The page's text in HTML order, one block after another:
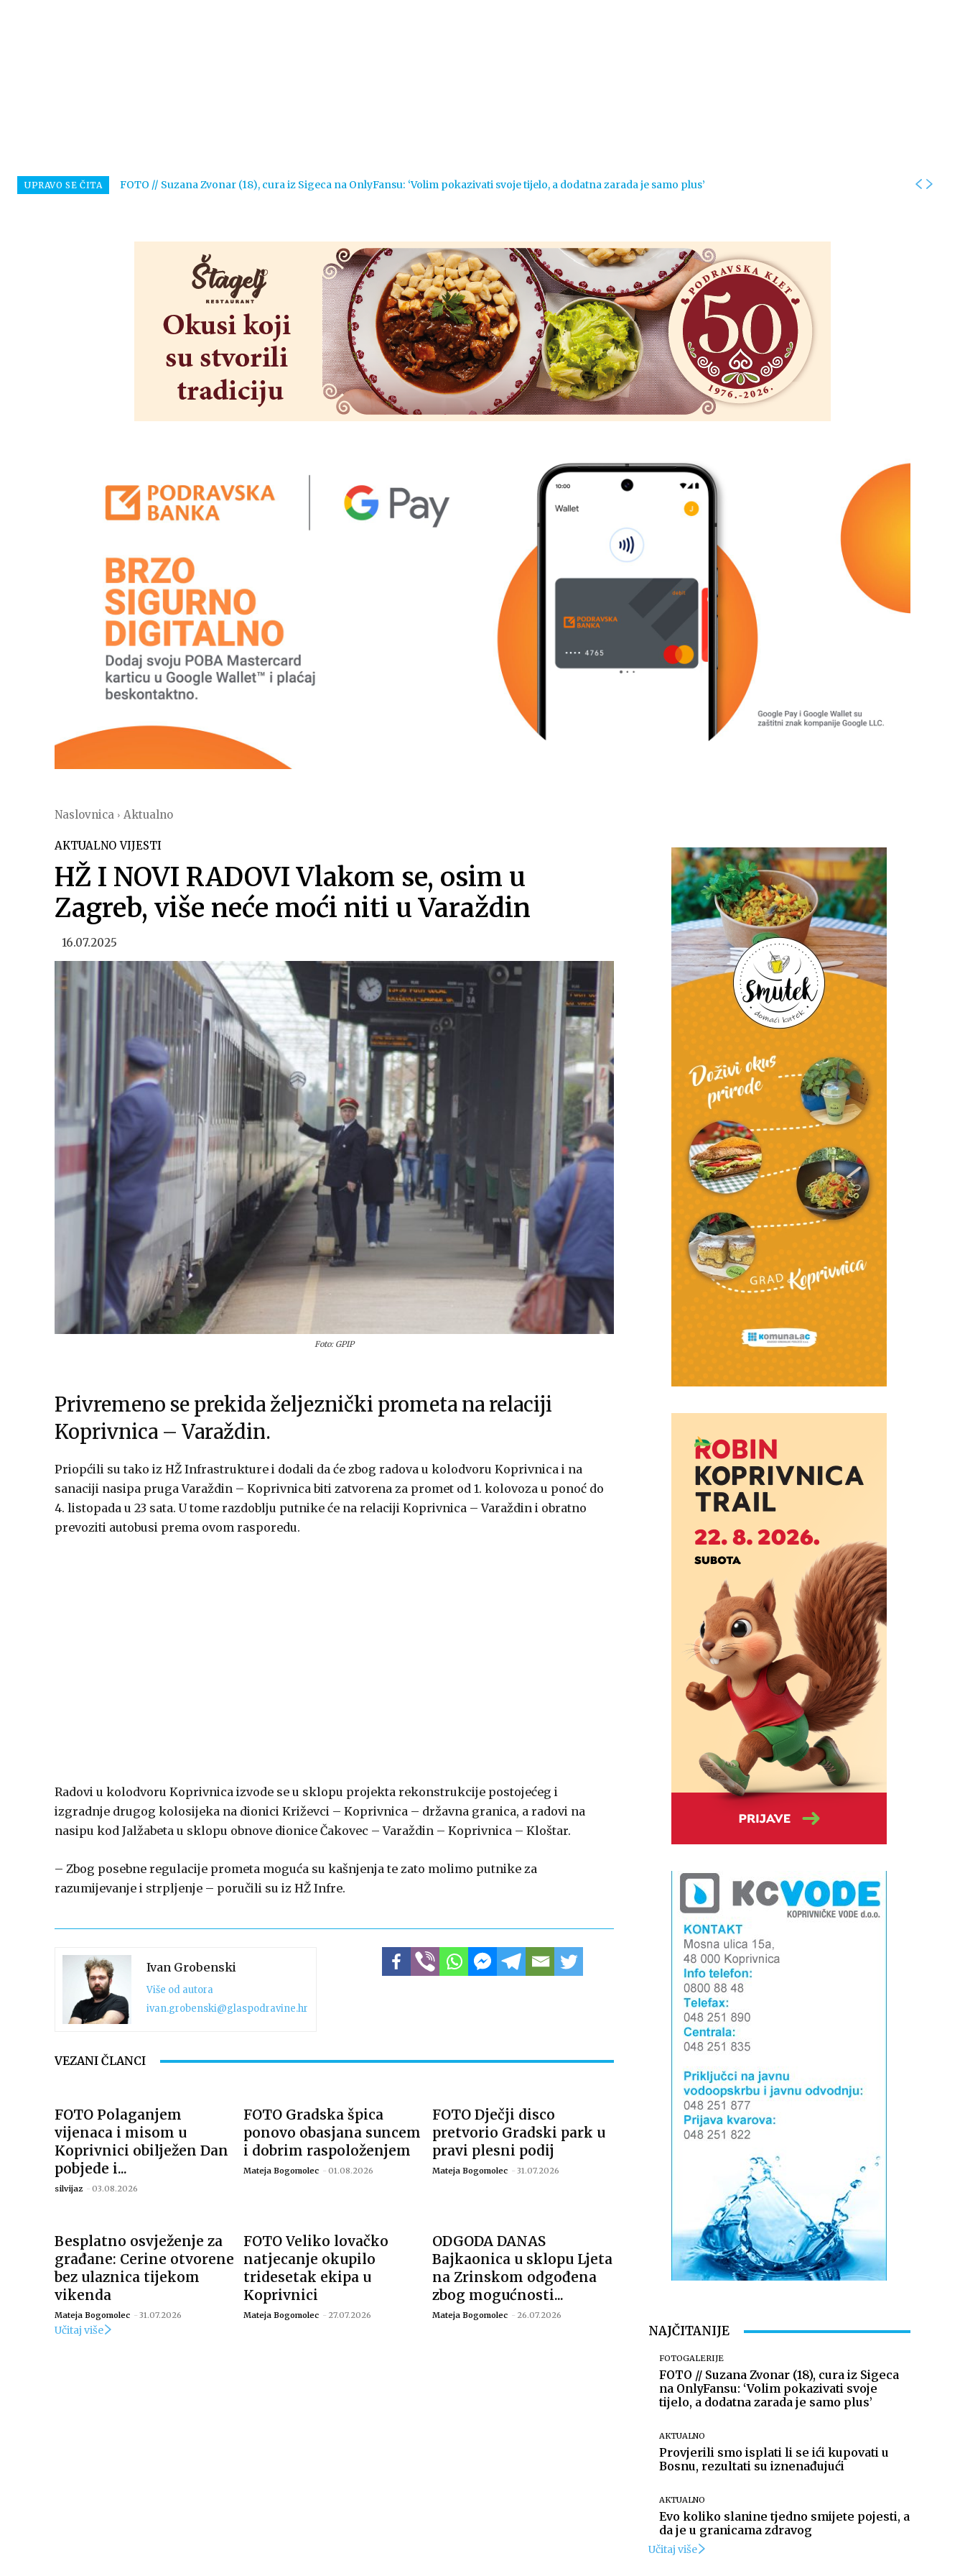
UPRAVO SE ČITA FOTO // Suzana Zvonar (18), cura iz Sigeca na OnlyFansu: ‘Volim pokazivati svoje tijelo, a dodatna zarada je samo plus’
Naslovnica Aktualno
AKTUALNO VIJESTI
HŽ I NOVI RADOVI Vlakom se, osim u
Zagreb, više neće moći niti u Varaždin
16.07.2025
Foto: GPIP
Privremeno se prekida željeznički prometa na relaciji
Koprivnica – Varaždin.
Priopćili su tako iz HŽ Infrastrukture i dodali da će zbog radova u kolodvoru Koprivnica i na
sanaciji nasipa pruga Varaždin – Koprivnica biti zatvorena za promet od 1. kolovoza u ponoć do
4. listopada u 23 sata. U tome razdoblju putnike će na relaciji Koprivnica – Varaždin i obratno
prevoziti autobusi prema ovom rasporedu.
Radovi u kolodvoru Koprivnica izvode se u sklopu projekta rekonstrukcije postojećeg i
izgradnje drugog kolosijeka na dionici Križevci – Koprivnica – državna granica, a radovi na
nasipu kod Jalžabeta u sklopu obnove dionice Čakovec – Varaždin – Koprivnica – Kloštar.
– Zbog posebne regulacije prometa moguća su kašnjenja te zato molimo putnike za
razumijevanje i strpljenje – poručili su iz HŽ Infre.
Ivan Grobenski
Više od autora
ivan.grobenski@glaspodravine.hr
VEZANI ČLANCI
FOTO Polaganjem
vijenaca i misom u
Koprivnici obilježen Dan
pobjede i...
silvijaz - 03.08.2026
FOTO Gradska špica
ponovo obasjana suncem
i dobrim raspoloženjem
Mateja Bogomolec - 01.08.2026
FOTO Dječji disco
pretvorio Gradski park u
pravi plesni podij
Mateja Bogomolec - 31.07.2026
Besplatno osvježenje za
građane: Cerine otvorene
bez ulaznica tijekom
vikenda
Mateja Bogomolec - 31.07.2026
FOTO Veliko lovačko
natjecanje okupilo
tridesetak ekipa u
Koprivnici
Mateja Bogomolec - 27.07.2026
ODGODA DANAS
Bajkaonica u sklopu Ljeta
na Zrinskom odgođena
zbog mogućnosti...
Mateja Bogomolec - 26.07.2026
Učitaj više NAJČITANIJE
FOTOGALERIJE
FOTO // Suzana Zvonar (18), cura iz Sigeca
na OnlyFansu: ‘Volim pokazivati svoje
tijelo, a dodatna zarada je samo plus’
AKTUALNO
Provjerili smo isplati li se ići kupovati u
Bosnu, rezultati su iznenađujući
AKTUALNO
Evo koliko slanine tjedno smijete pojesti, a
da je u granicama zdravog
Učitaj više